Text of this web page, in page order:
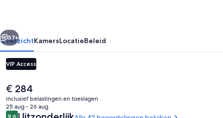
Volgende
57+
OverzichtKamersLocatieBeleid
VIP Access
De
huidige
prijs
is
€ 284
inclusief belastingen en toeslagen
25 aug - 26 aug
Beoordelingen
9,6